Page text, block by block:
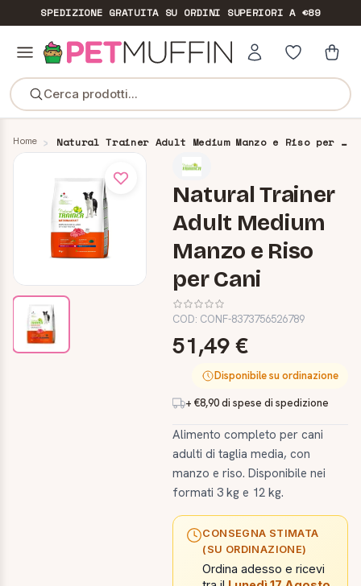
SPEDIZIONE GRATUITASU ORDINI SUPERIORI A €89
Cerca prodotti...
Home Natural Trainer Adult Medium Manzo e Riso per Cani
Natural Trainer
Adult Medium
Manzo e Riso
per Cani
COD: CONF-8373756526789
51,49 €
Disponibile su ordinazione
+ €8,90 di spese di spedizione
Alimento completo per cani
adulti di taglia media, con
manzo e riso. Disponibile nei
formati 3 kg e 12 kg.
CONSEGNA STIMATA
(SU ORDINAZIONE)
Ordina adesso e ricevi